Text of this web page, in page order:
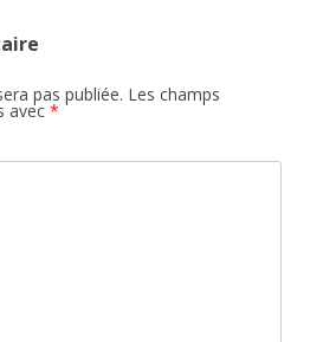
pas publiée. Les champs
avec *